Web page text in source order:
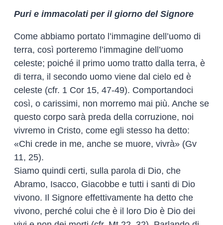
Puri e immacolati per il giorno del Signore
Come abbiamo portato l’immagine dell’uomo di
terra, così porteremo l’immagine dell’uomo
celeste; poiché il primo uomo tratto dalla terra, è
di terra, il secondo uomo viene dal cielo ed è
celeste (cfr. 1 Cor 15, 47-49). Comportandoci
così, o carissimi, non morremo mai più. Anche se
questo corpo sarà preda della corruzione, noi
vivremo in Cristo, come egli stesso ha detto:
«Chi crede in me, anche se muore, vivrà» (Gv
11, 25).
Siamo quindi certi, sulla parola di Dio, che
Abramo, Isacco, Giacobbe e tutti i santi di Dio
vivono. Il Signore effettivamente ha detto che
vivono, perché colui che è il loro Dio è Dio dei